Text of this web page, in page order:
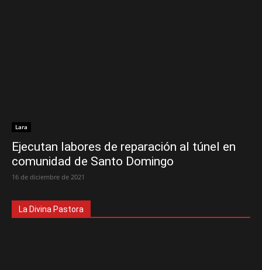
Lara
Ejecutan labores de reparación al túnel en
comunidad de Santo Domingo
16 de diciembre de 2021
La Divina Pastora